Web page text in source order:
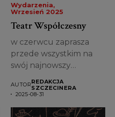
Wydarzenia
Wrzesień 2025
Teatr Współczesny
w czerwcu zaprasza
przede wszystkim na
swój najnowszy
przez Michała...
AUTORREDAKCJA
SZCZECINERA
2025-08-31